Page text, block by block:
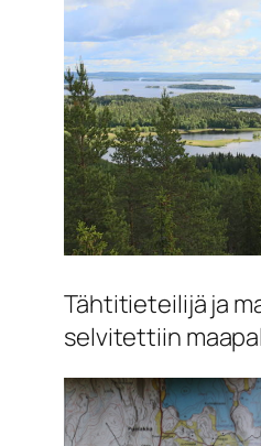
Tähtitieteilijä ja
selvitettiin